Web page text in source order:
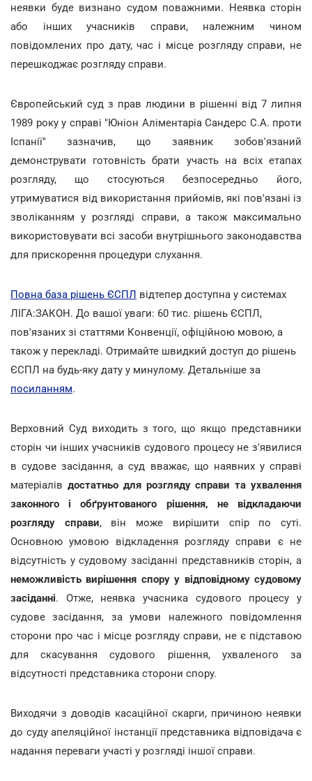
неявки буде визнано судом поважними. Неявка сторін
або інших учасників справи, належним чином
повідомлених про дату, час і місце розгляду справи, не
перешкоджає розгляду справи.
Європейський суд з прав людини в рішенні від 7 липня
1989 року у справі "Юніон Аліментаріа Сандерс С.А. проти
Іспанії" зазначив, що заявник зобов'язаний
демонструвати готовність брати участь на всіх етапах
розгляду, що стосуються безпосередньо його,
утримуватися від використання прийомів, які пов'язані із
зволіканням у розгляді справи, а також максимально
використовувати всі засоби внутрішнього законодавства
для прискорення процедури слухання.
Повна база рішень ЄСПЛ відтепер доступна у системах
ЛІГА:ЗАКОН. До вашої уваги: 60 тис. рішень ЄСПЛ,
пов'язаних зі статтями Конвенції, офіційною мовою, а
також у перекладі. Отримайте швидкий доступ до рішень
ЄСПЛ на будь-яку дату у минулому. Детальніше за
посиланням.
Верховний Суд виходить з того, що якщо представники
сторін чи інших учасників судового процесу не з'явилися
в судове засідання, а суд вважає, що наявних у справі
матеріалів достатньо для розгляду справи та ухвалення
законного і обґрунтованого рішення, не відкладаючи
розгляду справи, він може вирішити спір по суті.
Основною умовою відкладення розгляду справи є не
відсутність у судовому засіданні представників сторін, а
неможливість вирішення спору у відповідному судовому
засіданні. Отже, неявка учасника судового процесу у
судове засідання, за умови належного повідомлення
сторони про час і місце розгляду справи, не є підставою
для скасування судового рішення, ухваленого за
відсутності представника сторони спору.
Виходячи з доводів касаційної скарги, причиною неявки
до суду апеляційної інстанції представника відповідача є
надання переваги участі у розгляді іншої справи.